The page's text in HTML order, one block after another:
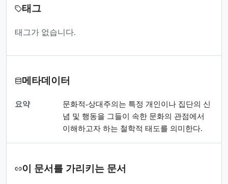
태그
태그가 없습니다.
메타데이터
요약
문화적-상대주의는 특정 개인이나 집단의 신
념 및 행동을 그들이 속한 문화의 관점에서
이해하고자 하는 철학적 태도를 의미한다.
이 문서를 가리키는 문서